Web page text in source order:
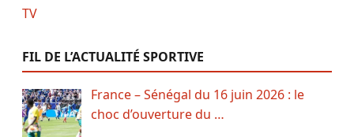
FIL DE L’ACTUALITÉ SPORTIVE
France – Sénégal du 16 juin 2026 : le
choc d’ouverture du …